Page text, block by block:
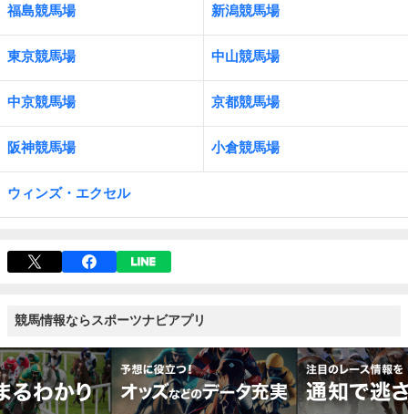
福島競馬場 新潟競馬場
東京競馬場 中山競馬場
中京競馬場 京都競馬場
阪神競馬場 小倉競馬場
ウィンズ・エクセル
競馬情報ならスポーツナビアプリ